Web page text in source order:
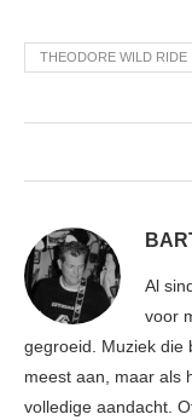
THEODORE WILD RIDE
Al
voor
gegroeid. Muziek die
meest aan, maar als
volledige aandacht.